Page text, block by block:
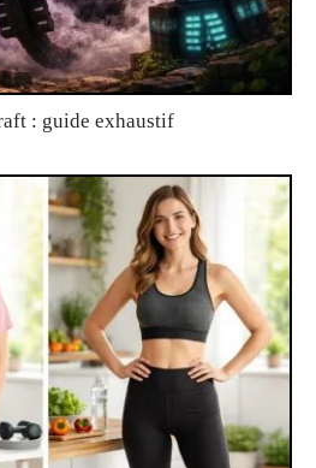
: guide exhaustif